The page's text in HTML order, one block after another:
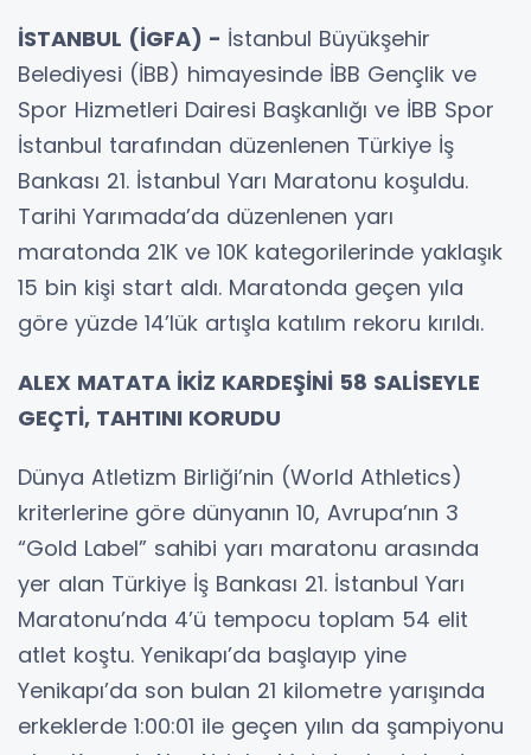
İSTANBUL (İGFA) - İstanbul Büyükşehir
Belediyesi (İBB) himayesinde İBB Gençlik ve
Spor Hizmetleri Dairesi Başkanlığı ve İBB Spor
İstanbul tarafından düzenlenen Türkiye İş
Bankası 21. İstanbul Yarı Maratonu koşuldu.
Tarihi Yarımada’da düzenlenen yarı
maratonda 21K ve 10K kategorilerinde yaklaşık
15 bin kişi start aldı. Maratonda geçen yıla
göre yüzde 14’lük artışla katılım rekoru kırıldı.
ALEX MATATA İKİZ KARDEŞİNİ 58 SALİSEYLE
GEÇTİ, TAHTINI KORUDU
Dünya Atletizm Birliği’nin (World Athletics)
kriterlerine göre dünyanın 10, Avrupa’nın 3
“Gold Label” sahibi yarı maratonu arasında
yer alan Türkiye İş Bankası 21. İstanbul Yarı
Maratonu’nda 4’ü tempocu toplam 54 elit
atlet koştu. Yenikapı’da başlayıp yine
Yenikapı’da son bulan 21 kilometre yarışında
erkeklerde 1:00:01 ile geçen yılın da şampiyonu